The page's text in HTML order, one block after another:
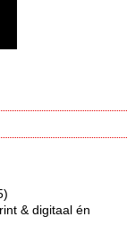
& digitaal én